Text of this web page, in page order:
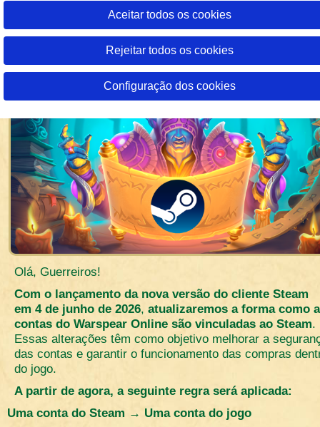
Aceitar todos os cookies
Rejeitar todos os cookies
Configuração dos cookies
Alterações na vinculação de conta
Steam
25 Maio 2026
Olá, Guerreiros!
Com o lançamento da nova versão do cliente Steam
em 4 de junho de 2026, atualizaremos a forma como
contas do Warspear Online são vinculadas ao Steam.
Essas alterações têm como objetivo melhorar a
das contas e garantir o funcionamento das compras
do jogo.
A partir de agora, a seguinte regra será aplicada:
Uma conta do Steam → Uma conta do jogo